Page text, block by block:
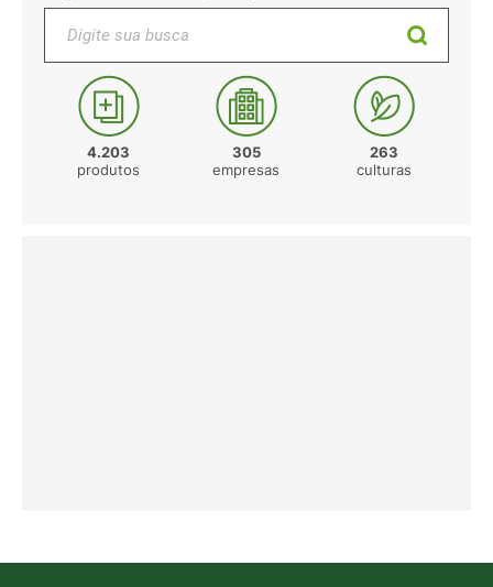
4.203
produtos
305
empresas
263
culturas